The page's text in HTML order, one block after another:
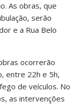
As obras, que
serão
e a Rua Belo
ocorrerão
entre 22h e 5h,
de veículos. No
as intervenções